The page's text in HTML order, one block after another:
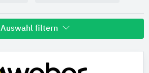
Auswahl filtern